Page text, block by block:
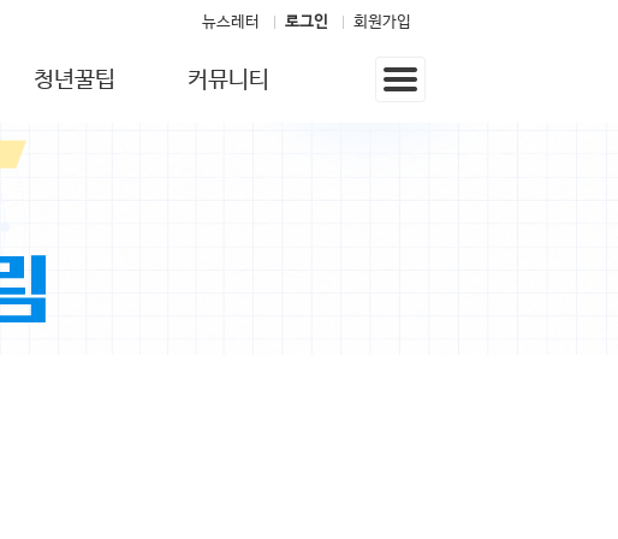
뉴스레터 로그인 회원가입
청년꿀팁 커뮤니티